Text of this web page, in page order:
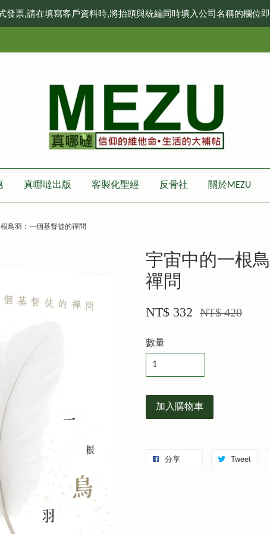
發票,請在填寫客戶資料時,將抬頭與統編同時填入公司名稱的欄位
真哪噠出版 客製化聖經 反骨社 關於MEZU
鳥羽：一個基督徒的禪問
宇宙中的一根
禪問
NT$ 332 NT$ 420
數量
加入購物車
分享 Tweet